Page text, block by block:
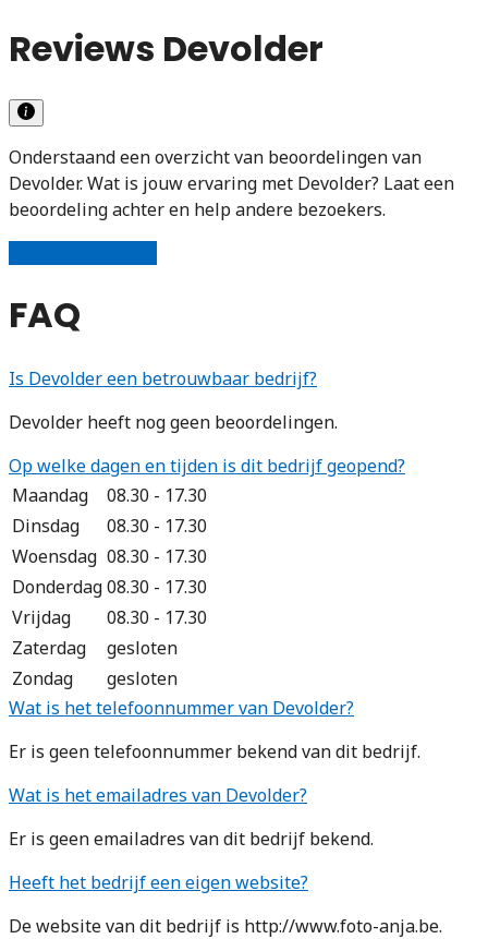
Reviews Devolder
Onderstaand een overzicht van beoordelingen van
Devolder. Wat is jouw ervaring met Devolder? Laat een
beoordeling achter en help andere bezoekers.
FAQ
Is Devolder een betrouwbaar bedrijf?
Devolder heeft nog geen beoordelingen.
Op welke dagen en tijden is dit bedrijf geopend?
Maandag
08.30 - 17.30
Dinsdag
08.30 - 17.30
Woensdag 08.30 - 17.30
Donderdag08.30 - 17.30
Vrijdag
08.30 - 17.30
Zaterdag
gesloten
Zondag
gesloten
Wat is het telefoonnummer van Devolder?
Er is geen telefoonnummer bekend van dit bedrijf.
Wat is het emailadres van Devolder?
Er is geen emailadres van dit bedrijf bekend.
Heeft het bedrijf een eigen website?
De website van dit bedrijf is http://www.foto-anja.be.